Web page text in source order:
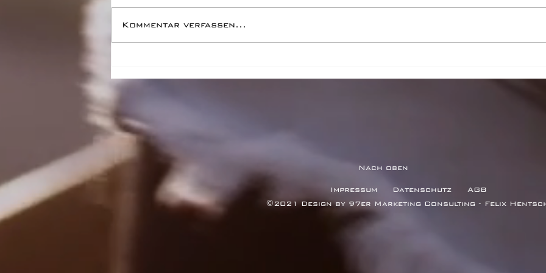
Skateparks
Shops in der
Kommentar verfassen...
Nach oben
Impressum Datenschutz
AGB
©2021 Design by 97er Marketing Consulting - Felix